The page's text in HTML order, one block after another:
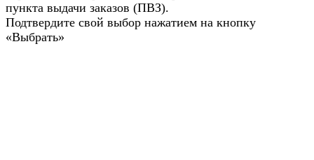
пункта выдачи заказов (ПВЗ).
Подтвердите свой выбор нажатием на кнопку
«Выбрать»